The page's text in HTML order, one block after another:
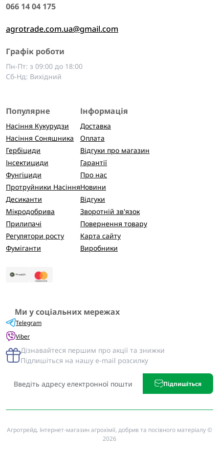
066 14 04 175
agrotrade.com.ua@gmail.com
Графік роботи
Пн-Пт: з 09:00 до 18:00
Сб-Нд: Вихідний
Популярне
Насіння Кукурудзи
Насіння Соняшника
Гербіциди
Інсектициди
Фунгіциди
Протруйники Насіння
Десиканти
Мікродобрива
Прилипачі
Регулятори росту
Фуміганти
Інформація
Доставка
Оплата
Відгуки про магазин
Гарантії
Про нас
Новини
Відгуки
Зворотній зв'язок
Повернення товару
Карта сайту
Виробники
Ми у соціальних мережах
Telegram
Viber
Дізнавайтеся першим про акції та знижки
Підпишіться на нашу e-mail розсилку
Підпишіться
Агротрейд. Інтернет-магазин агрохімії, добрив та посівного матеріалу ©
2026